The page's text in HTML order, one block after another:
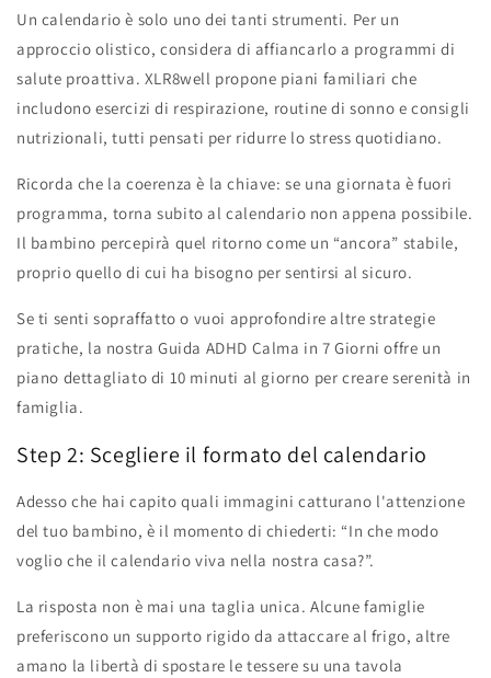
Un calendario è solo uno dei tanti strumenti. Per un
approccio olistico, considera di affiancarlo a programmi di
salute proattiva. XLR8well propone piani familiari che
includono esercizi di respirazione, routine di sonno e consigli
nutrizionali, tutti pensati per ridurre lo stress quotidiano.
Ricorda che la coerenza è la chiave: se una giornata è fuori
programma, torna subito al calendario non appena possibile.
Il bambino percepirà quel ritorno come un “ancora” stabile,
proprio quello di cui ha bisogno per sentirsi al sicuro.
Se ti senti sopraffatto o vuoi approfondire altre strategie
pratiche, la nostra Guida ADHD Calma in 7 Giorni offre un
piano dettagliato di 10 minuti al giorno per creare serenità in
famiglia.
Step 2: Scegliere il formato del calendario
Adesso che hai capito quali immagini catturano l'attenzione
del tuo bambino, è il momento di chiederti: “In che modo
voglio che il calendario viva nella nostra casa?”.
La risposta non è mai una taglia unica. Alcune famiglie
preferiscono un supporto rigido da attaccare al frigo, altre
amano la libertà di spostare le tessere su una tavola